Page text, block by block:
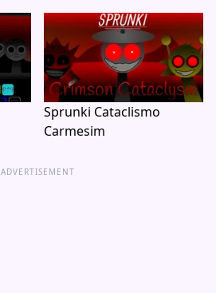
Sprunki Cataclismo
Carmesim
ADVERTISEMENT